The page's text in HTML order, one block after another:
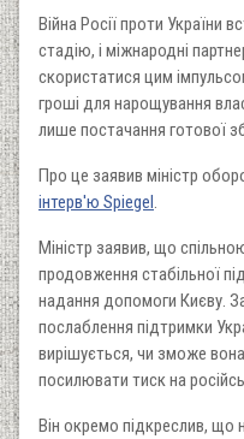
Війна Росії проти України
стадію, і міжнародні
скористатися цим
гроші для нарощування
лише постачання готової
Про це заявив міністр
інтерв'ю Spiegel.
Міністр заявив, що
продовження стабільної
надання допомоги Києву.
послаблення підтримки
вирішується, чи зможе вона
посилювати тиск на
Він окремо підкреслив, що